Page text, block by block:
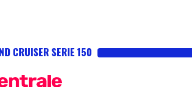
CRUISER SERIE 150